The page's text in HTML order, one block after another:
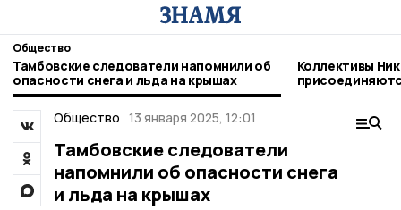
Общество
Тамбовские следователи напомнили об
опасности снега и льда на крышах
Коллективы
Общество 13 января 2025, 12:01
Тамбовские следователи
напомнили об опасности снега
и льда на крышах